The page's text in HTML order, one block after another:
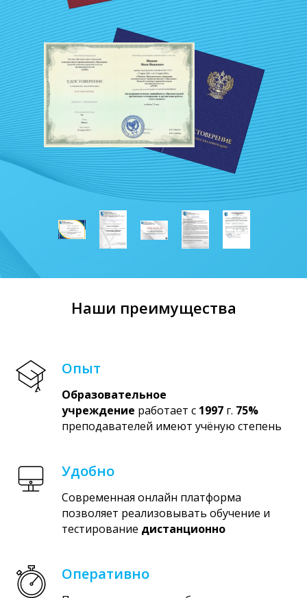
Наши преимущества
Опыт
Образовательное
учреждение работает с 1997 г. 75%
преподавателей имеют учёную степень
Удобно
Современная онлайн платформа
позволяет реализовывать обучение и
тестирование дистанционно
Оперативно